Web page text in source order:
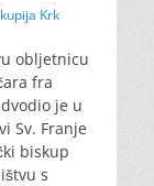
Krk
obljetnicu
fra
je u
Sv. Franje
biskup
s